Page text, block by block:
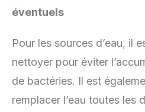
éventuels
Pour les sources d’eau, il
nettoyer pour éviter
de bactéries. Il est
remplacer l’eau toutes les